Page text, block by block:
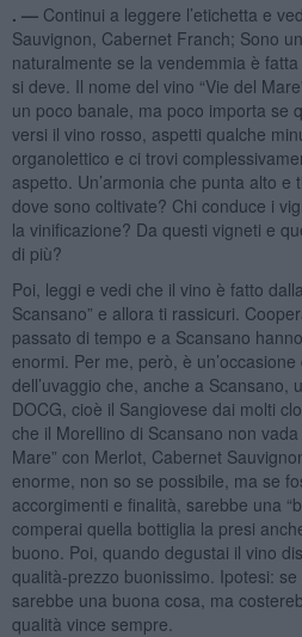
. — Continui a leggere l’etichetta e
Sauvignon, Cabernet Franch; Sono
naturalmente se la vendemmia è
si deve. Il nome del vino “Vie del
un poco banale, ma poco importa se
versi il vino rosso, aspetti qualche
organolettico e ci trovi
aspetto. Un’armonia che punta alto
dove sono coltivate? Chi conduce i
la vinificazione? Da questi vigneti e
di più?
Poi, leggi e vedi che il vino è fatto
Scansano” e allora ti rassicuri.
passato di tempo e a Scansano
enormi. Per me, però, è
dell’uvaggio che, anche a Scansano,
DOCG, cioè il Sangiovese dai molti
che il Morellino di Scansano non
Mare” con Merlot, Cabernet
enorme, non so se possibile, ma se
accorgimenti e finalità, sarebbe una
comperai quella bottiglia la presi
buono. Poi, quando degustai il vino
qualità-prezzo buonissimo. Ipotesi: se
sarebbe una buona cosa, ma
qualità vince sempre.